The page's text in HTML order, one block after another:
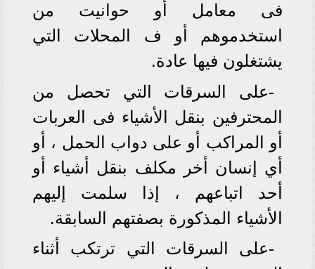
فى معامل أو حوانيت من
استخدموهم أو ف المحلات التي
يشتغلون فيها عادة.
-على السرقات التي تحصل من
المحترفين بنقل الأشياء فى العربات
أو المراكب أو على دواب الحمل ، أو
أي إنسان أخر مكلف بنقل أشياء أو
أحد اتباعهم ، إذا سلمت إليهم
الأشياء المذكورة بصفتهم السابقة.
-على السرقات التي ترتكب أثناء